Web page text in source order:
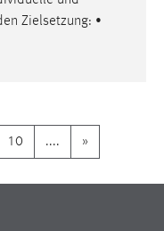
Zielsetzung: •
10 .... »